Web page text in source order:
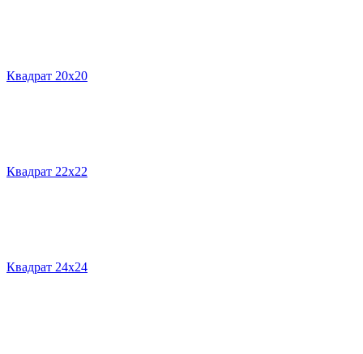
Квадрат 20х20
Квадрат 22х22
Квадрат 24х24